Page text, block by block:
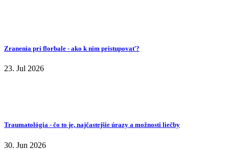
Zranenia pri florbale - ako k nim pristupovať?
23. Jul 2026
Traumatológia - čo to je, najčastejšie úrazy a možnosti liečby
30. Jun 2026